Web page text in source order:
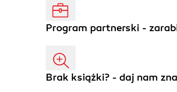
Program partnerski -
Brak książki? - daj nam